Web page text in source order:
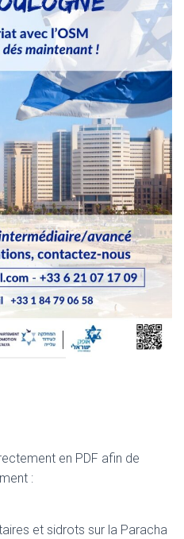
en PDF afin de
:
et sidrots sur la Paracha